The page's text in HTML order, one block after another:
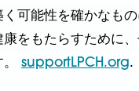
く可能性を確かなも
康をもたらすために
supportLPCH.org.